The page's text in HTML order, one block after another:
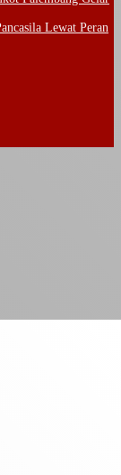
Lewat Peran